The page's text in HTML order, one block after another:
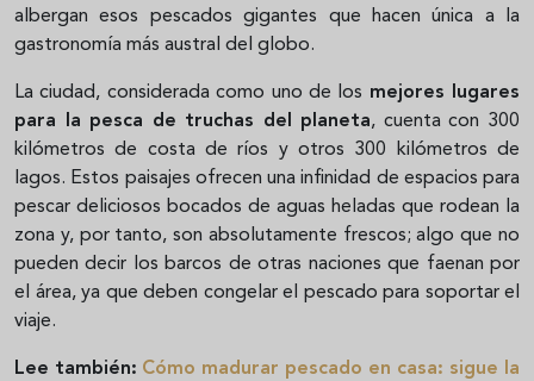
albergan esos pescados gigantes que hacen única a la
gastronomía más austral del globo.
La ciudad, considerada como uno de los mejores lugares
para la pesca de truchas del planeta, cuenta con 300
kilómetros de costa de ríos y otros 300 kilómetros de
lagos. Estos paisajes ofrecen una infinidad de espacios para
pescar deliciosos bocados de aguas heladas que rodean la
zona y, por tanto, son absolutamente frescos; algo que no
pueden decir los barcos de otras naciones que faenan por
el área, ya que deben congelar el pescado para soportar el
viaje.
Lee también: Cómo madurar pescado en casa: sigue la